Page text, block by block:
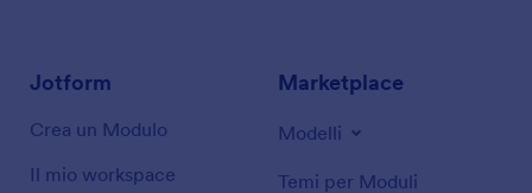
Jotform
Crea un Modulo
Il mio workspace
Marketplace
Modelli
Temi per Moduli